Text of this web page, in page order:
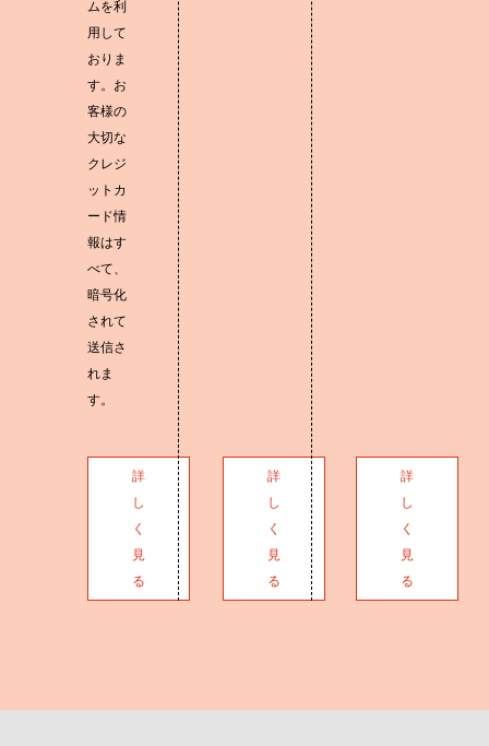
ムを利
用して
おりま
す。お
客様の
大切な
クレジ
ットカ
ード情
報はす
べて、
暗号化
されて
送信さ
れま
す。
詳
し
く
見
る
詳
し
く
見
る
詳
し
く
見
る